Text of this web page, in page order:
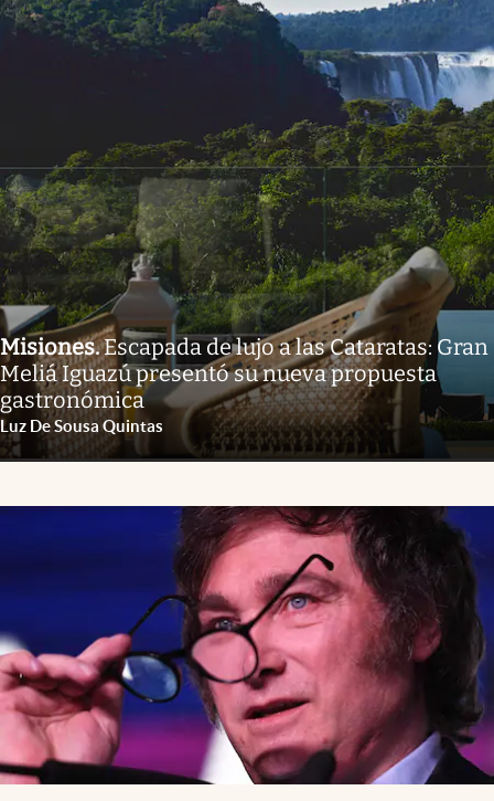
Misiones.Escapada de lujo a las Cataratas: Gran
Meliá Iguazú presentó su nueva propuesta
gastronómica
Luz De Sousa Quintas